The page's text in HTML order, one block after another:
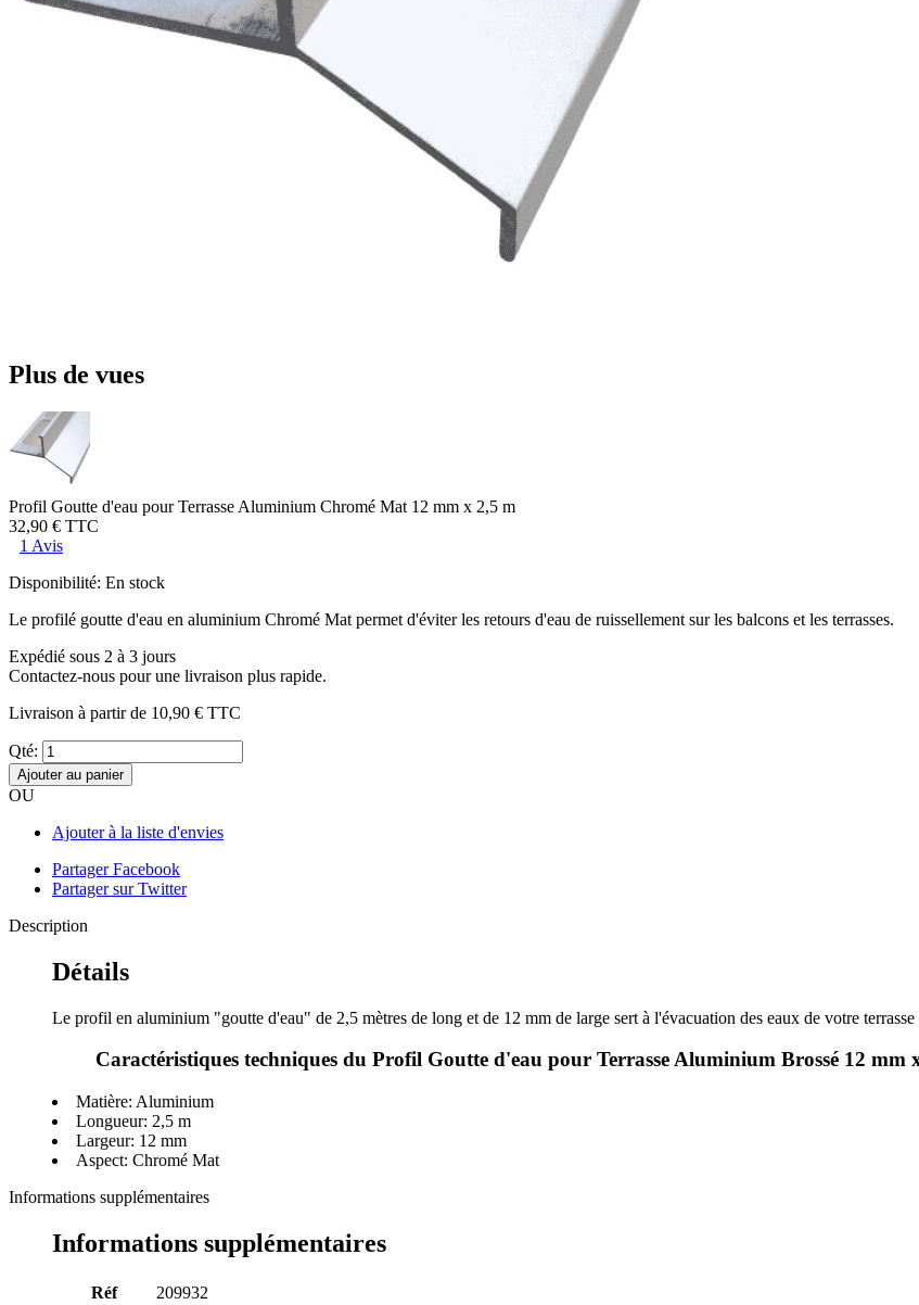
Plus de vues
Profil Goutte d'eau pour Terrasse Aluminium Chromé Mat 12 mm x 2,5 m
32,90 € TTC
1 Avis
Disponibilité: En stock
Le profilé goutte d'eau en aluminium Chromé Mat permet d'éviter les retours d'eau de ruissellement sur les balcons et les terrasses.
Expédié sous 2 à 3 jours
Contactez-nous pour une livraison plus rapide.
Livraison à partir de 10,90 € TTC
Qté:
Ajouter au panier
OU
Ajouter à la liste d'envies
Partager Facebook
Partager sur Twitter
Description
Détails
Le profil en aluminium "goutte d'eau" de 2,5 mètres de long et de 12 mm de large sert à l'évacuation des eaux de votre
Caractéristiques techniques du Profil Goutte d'eau pour Terrasse Aluminium Brossé 12 mm
Matière: Aluminium
Longueur: 2,5 m
Largeur: 12 mm
Aspect: Chromé Mat
Informations supplémentaires
Informations supplémentaires
Réf
209932